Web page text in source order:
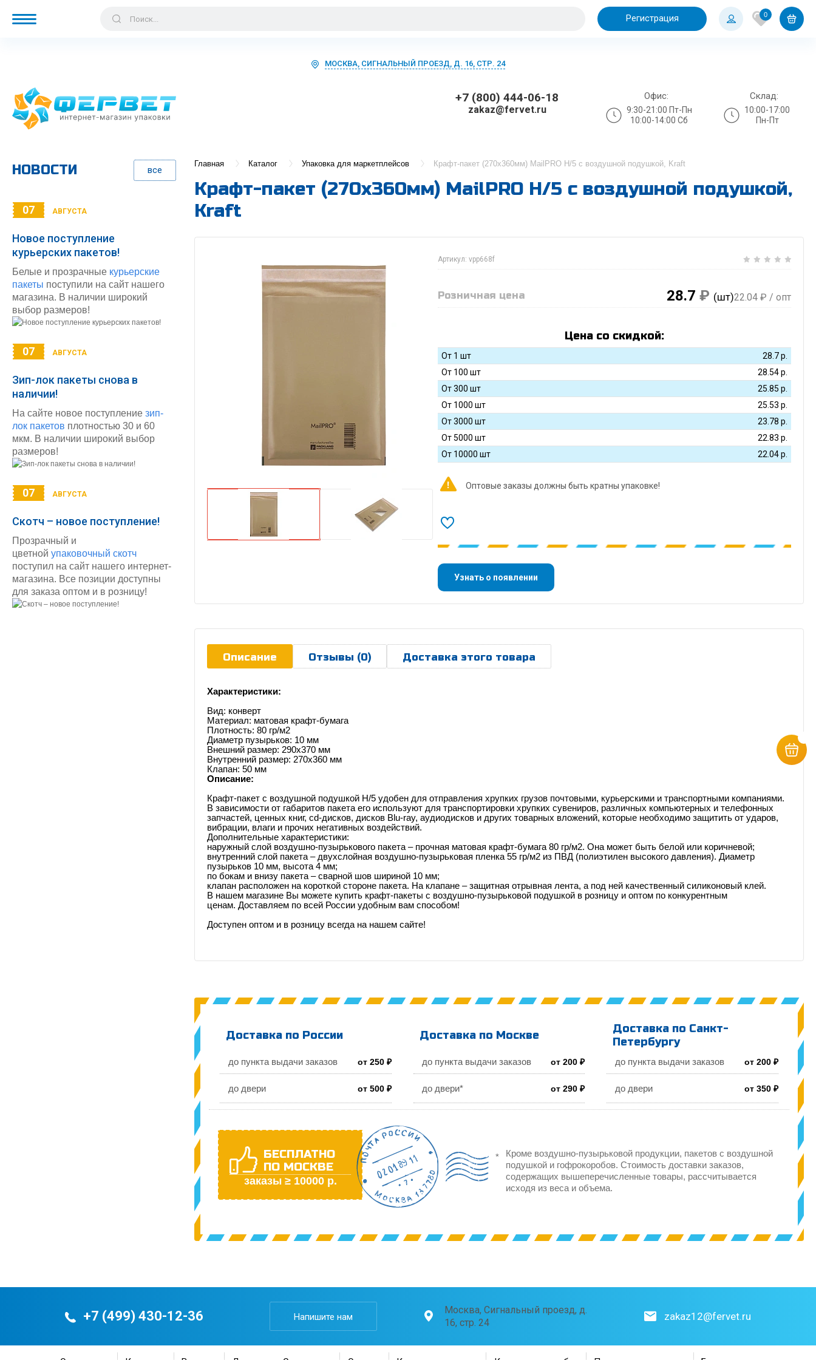
Регистрация 0
МОСКВА, СИГНАЛЬНЫЙ ПРОЕЗД, Д. 16, СТР. 24
+7 (800) 444-06-18
zakaz@fervet.ru
Офис:
9:30-21:00 Пт-Пн
10:00-14:00 Сб
Склад:
10:00-17:00
Пн-Пт
Главная Каталог Упаковка для маркетплейсов Крафт-пакет (270х360мм) MailPRO H/5 с воздушной подушкой, Kraft
Крафт-пакет (270х360мм) MailPRO H/5 с воздушной подушкой,
Kraft
Артикул: vpp668f
Розничная цена 28.7 ₽ (шт)22.04 ₽ / опт
Цена со скидкой:
От 1 шт 28.7р.
От 100 шт
28.54р.
От 300 шт
25.85 р.
От 1000 шт
25.53 р.
От 3000 шт
23.78 р.
От 5000 шт
22.83 р.
От 10000 шт
22.04р.
Оптовые заказы должны быть кратны упаковке!
Узнать о появлении
Описание Отзывы (0) Доставка этого товара
Характеристики:
Вид: конверт
Материал: матовая крафт-бумага
Плотность: 80 гр/м2
Диаметр пузырьков: 10 мм
Внешний размер: 290х370 мм
Внутренний размер: 270х360 мм
Клапан: 50 мм
Описание:
Крафт-пакет с воздушной подушкой H/5 удобен для отправления хрупких грузов почтовыми, курьерскими и транспортными компаниями.
В зависимости от габаритов пакета его используют для транспортировки хрупких сувениров, различных компьютерных и телефонных
запчастей, ценных книг, cd-дисков, дисков Blu-ray, аудиодисков и других товарных вложений, которые необходимо защитить от ударов,
вибрации, влаги и прочих негативных воздействий.
Дополнительные характеристики:
наружный слой воздушно-пузырькового пакета – прочная матовая крафт-бумага 80 гр/м2. Она может быть белой или коричневой;
внутренний слой пакета – двухслойная воздушно-пузырьковая пленка 55 гр/м2 из ПВД (полиэтилен высокого давления). Диаметр
пузырьков 10 мм, высота 4 мм;
по бокам и внизу пакета – сварной шов шириной 10 мм;
клапан расположен на короткой стороне пакета. На клапане – защитная отрывная лента, а под ней качественный силиконовый клей.
В нашем магазине Вы можете купить крафт-пакеты с воздушно-пузырьковой подушкой в розницу и оптом по конкурентным
ценам. Доставляем по всей России удобным вам способом!
Доступен оптом и в розницу всегда на нашем сайте!
Доставка по России
до пункта выдачи заказов от 250 ₽
до двери от 500 ₽
Доставка по Москве
до пункта выдачи заказов от 200 ₽
до двери* от 290 ₽
Доставка по Санкт-
Петербургу
до пункта выдачи заказов от 200 ₽
до двери от 350 ₽
БЕСПЛАТНО
ПО МОСКВЕ
заказы ≥ 10000 р.
Кроме воздушно-пузырьковой продукции, пакетов с воздушной
подушкой и гофрокоробов. Стоимость доставки заказов,
содержащих вышеперечисленные товары, рассчитывается
исходя из веса и объема.
НОВОСТИ все
07 АВГУСТА
Новое поступление
курьерских пакетов!
Белые и прозрачные курьерские
пакеты поступили на сайт нашего
магазина. В наличии широкий
выбор размеров!
07 АВГУСТА
Зип-лок пакеты снова в
наличии!
На сайте новое поступление зип-
лок пакетов плотностью 30 и 60
мкм. В наличии широкий выбор
размеров!
07 АВГУСТА
Скотч – новое поступление!
Прозрачный и
цветной упаковочный скотч
поступил на сайт нашего интернет-
магазина. Все позиции доступны
для заказа оптом и в розницу!
+7 (499) 430-12-36 Напишите нам
Москва, Сигнальный проезд, д.
16, стр. 24
zakaz12@fervet.ru